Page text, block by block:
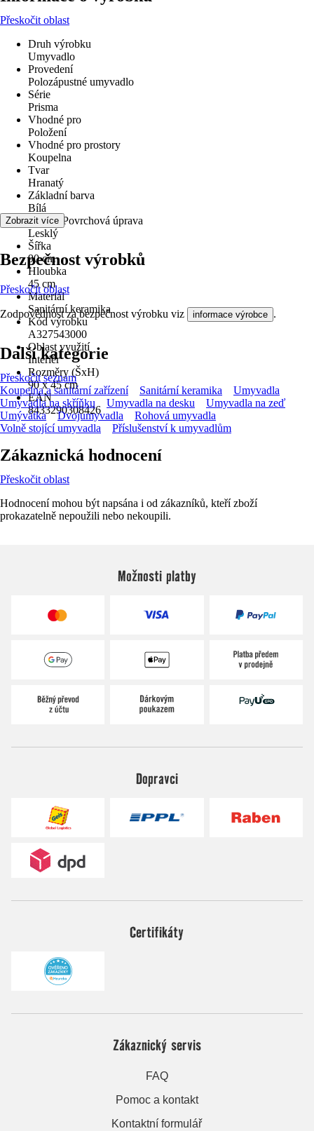
Přeskočit oblast
Druh výrobku
Umyvadlo
Provedení
Polozápustné umyvadlo
Série
Prisma
Vhodné pro
Položení
Vhodné pro prostory
Koupelna
Tvar
Hranatý
Základní barva
Bílá
Povrch/Povrchová úprava
Lesklý
Šířka
90 cm
Hloubka
45 cm
Materiál
Sanitární keramika
Kód výrobku
A327543000
Oblast využití
Interiér
Rozměry (ŠxH)
90 x 45 cm
EAN
8433290308426
Zobrazit více
Bezpečnost výrobků
Přeskočit oblast
Zodpovědnost za bezpečnost výrobku viz informace výrobce .
Další kategorie
Přeskočit seznam
Koupelna a sanitární zařízení
Sanitární keramika
Umyvadla
Umyvadla na skříňku
Umyvadla na desku
Umyvadla na zeď
Umývátka
Dvojumyvadla
Rohová umyvadla
Volně stojící umyvadla
Příslušenství k umyvadlům
Zákaznická hodnocení
Přeskočit oblast
Hodnocení mohou být napsána i od zákazníků, kteří zboží
prokazatelně nepoužili nebo nekoupili.
Možnosti platby
Dopravci
Certifikáty
Zákaznický servis
FAQ
Pomoc a kontakt
Kontaktní formulář